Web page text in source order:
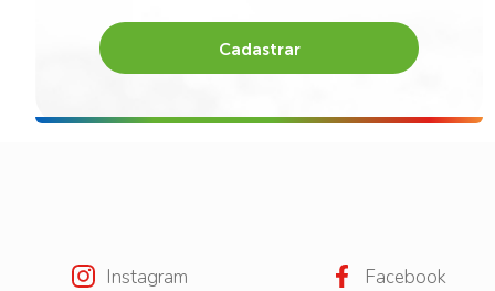
Cadastrar
Instagram
Facebook